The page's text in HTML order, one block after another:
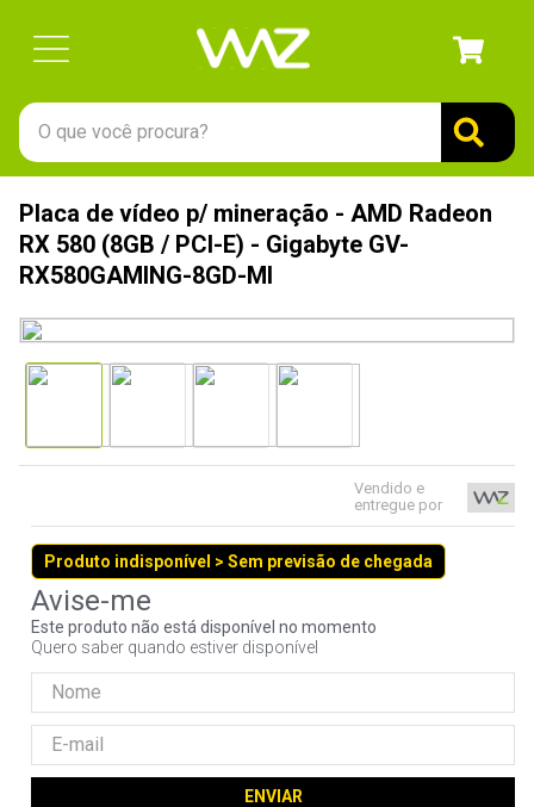
O que você procura?
Placa de vídeo p/ mineração - AMD Radeon
RX 580 (8GB / PCI-E) - Gigabyte GV-
RX580GAMING-8GD-MI
Vendido e
entregue por
Produto indisponível > Sem previsão de chegada
Este produto não está disponível no momento
Quero saber quando estiver disponível
ENVIAR
1º
gabinete
2
keychron
9º
controle